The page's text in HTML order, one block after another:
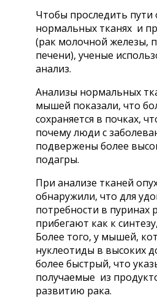
Чтобы проследить пути
нормальных тканях и
(рак молочной железы,
печени), ученые
анализ.
Анализы нормальных
мышей показали, что
сохраняется в почках,
почему люди с
подвержены более
подагры.
При анализе тканей
обнаружили, что для
потребности в пуринах
прибегают как к
Более того, у мышей,
нуклеотиды в высоких
более быстрый, что
получаемые из
развитию рака.